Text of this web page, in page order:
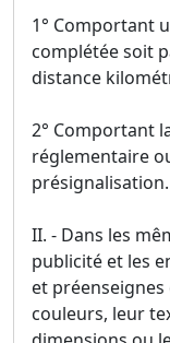
1° Comportant
complétée soit
distance
2° Comportant
réglementaire
présignalisation.
II. - Dans les
publicité et les
et
couleurs, leur